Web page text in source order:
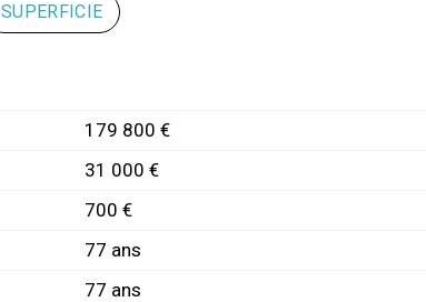
SUPERFICIE
179 800 €
31 000 €
700 €
77 ans
77 ans